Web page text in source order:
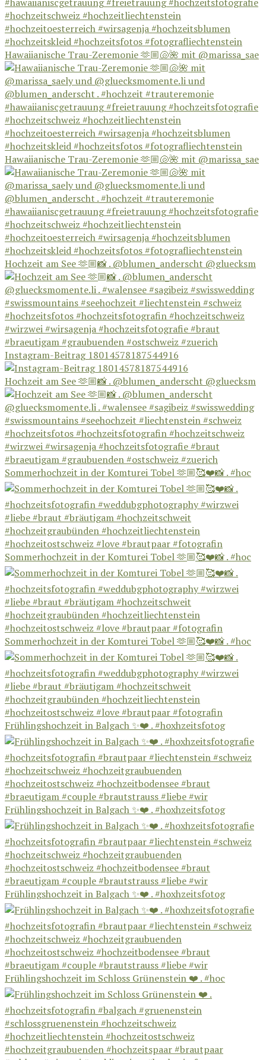
Hawaiianische Trau-Zeremonie 🫶🏼🐚🌺 mit @marissa_sae
Hawaiianische Trau-Zeremonie 🫶🏼🐚🌺 mit @marissa_sae
Hochzeit am See 🫶🏼📸 . @blumen_anderscht @gluecksm
Instagram-Beitrag 18014578187544916
Hochzeit am See 🫶🏼📸 . @blumen_anderscht @gluecksm
Sommerhochzeit in der Komturei Tobel 🫶🏼🥰❤️📸 . #hoc
Sommerhochzeit in der Komturei Tobel 🫶🏼🥰❤️📸 . #hoc
Sommerhochzeit in der Komturei Tobel 🫶🏼🥰❤️📸 . #hoc
Frühlingshochzeit in Balgach ✨❤️ . #hoxhzeitsfotog
Frühlingshochzeit in Balgach ✨❤️ . #hoxhzeitsfotog
Frühlingshochzeit in Balgach ✨❤️ . #hoxhzeitsfotog
Frühlingshochzeit im Schloss Grünenstein ❤️ . #hoc